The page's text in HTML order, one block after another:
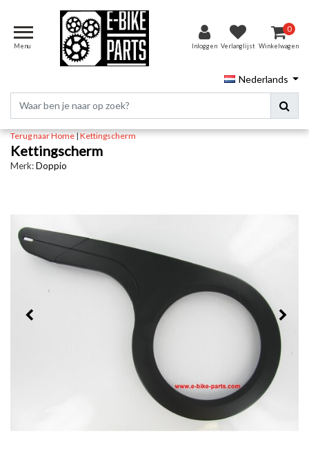
Menu Inloggen Verlanglijst
0
Winkelwagen
Nederlands
Terug naar Home|Kettingscherm
Kettingscherm
Merk:Doppio